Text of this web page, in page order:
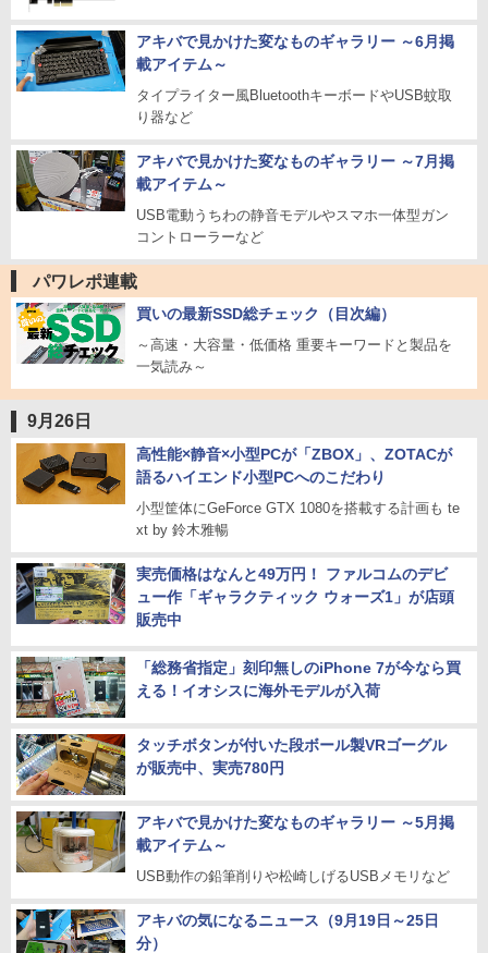
アキバで見かけた変なものギャラリー ～6月掲
載アイテム～
タイプライター風BluetoothキーボードやUSB蚊取
り器など
アキバで見かけた変なものギャラリー ～7月掲
載アイテム～
USB電動うちわの静音モデルやスマホ一体型ガン
コントローラーなど
パワレポ連載
買いの最新SSD総チェック（目次編）
～高速・大容量・低価格 重要キーワードと製品を
一気読み～
9月26日
高性能×静音×小型PCが「ZBOX」、ZOTACが
語るハイエンド小型PCへのこだわり
小型筐体にGeForce GTX 1080を搭載する計画も te
xt by 鈴木雅暢
実売価格はなんと49万円！ ファルコムのデビ
ュー作「ギャラクティック ウォーズ1」が店頭
販売中
「総務省指定」刻印無しのiPhone 7が今なら買
える！イオシスに海外モデルが入荷
タッチボタンが付いた段ボール製VRゴーグル
が販売中、実売780円
アキバで見かけた変なものギャラリー ～5月掲
載アイテム～
USB動作の鉛筆削りや松崎しげるUSBメモリなど
アキバの気になるニュース（9月19日～25日
分）